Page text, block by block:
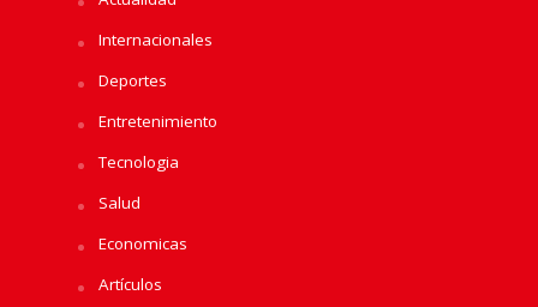
Internacionales
Deportes
Entretenimiento
Tecnologia
Salud
Economicas
Artículos